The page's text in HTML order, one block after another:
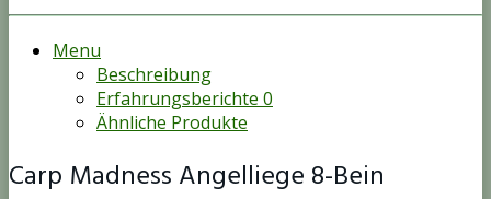
Menu
Beschreibung
Erfahrungsberichte 0
Ähnliche Produkte
Carp Madness Angelliege 8-Bein